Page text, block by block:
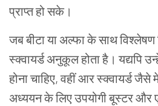
प्राप्त हो सके।
जब बीटा या अल्फा के साथ
स्क्वायर्ड अनुकूल होता है। यद्यपि
होना चाहिए, वहीं आर स्क्वायर्ड
अध्ययन के लिए उपयोगी बूस्टर